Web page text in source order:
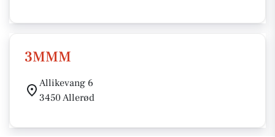
3MMM
Allikevang 6
3450 Allerød